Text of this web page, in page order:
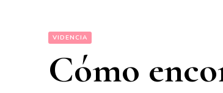
VIDENCIA
Cómo